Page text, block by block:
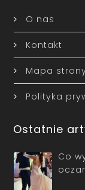
O nas
Kontakt
Mapa
Polityka
Ostatnie
Co